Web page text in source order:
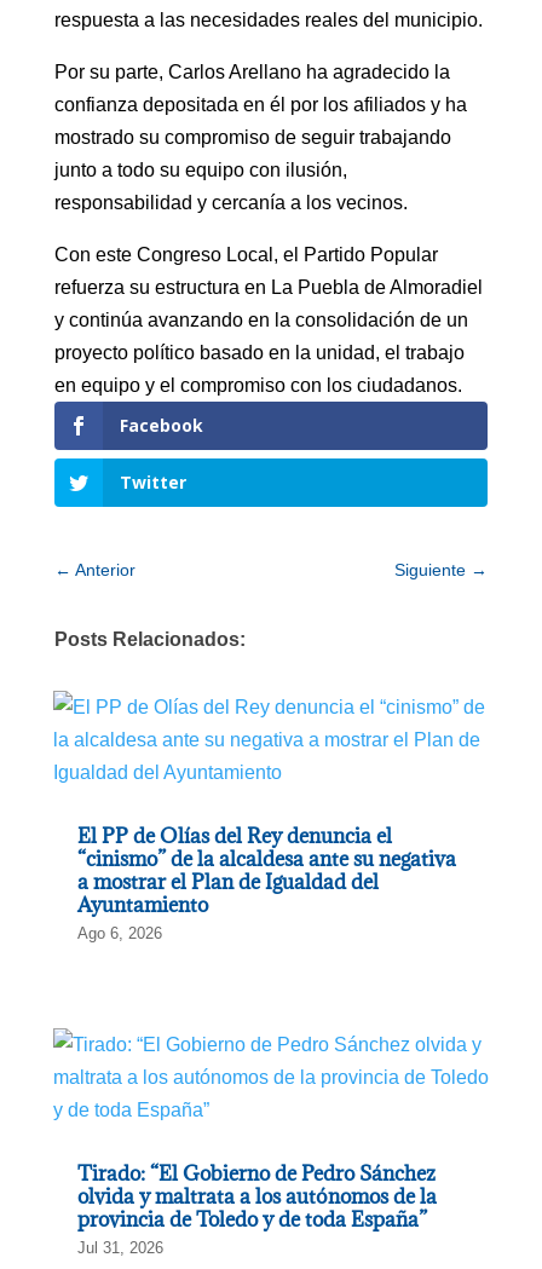
respuesta a las necesidades reales del municipio.
Por su parte, Carlos Arellano ha agradecido la
confianza depositada en él por los afiliados y ha
mostrado su compromiso de seguir trabajando
junto a todo su equipo con ilusión,
responsabilidad y cercanía a los vecinos.
Con este Congreso Local, el Partido Popular
refuerza su estructura en La Puebla de Almoradiel
y continúa avanzando en la consolidación de un
proyecto político basado en la unidad, el trabajo
en equipo y el compromiso con los ciudadanos.
Facebook
Twitter
← Anterior Siguiente →
Posts Relacionados:
El PP de Olías del Rey denuncia el
“cinismo” de la alcaldesa ante su negativa
a mostrar el Plan de Igualdad del
Ayuntamiento
Ago 6, 2026
Tirado: “El Gobierno de Pedro Sánchez
olvida y maltrata a los autónomos de la
provincia de Toledo y de toda España”
Jul 31, 2026